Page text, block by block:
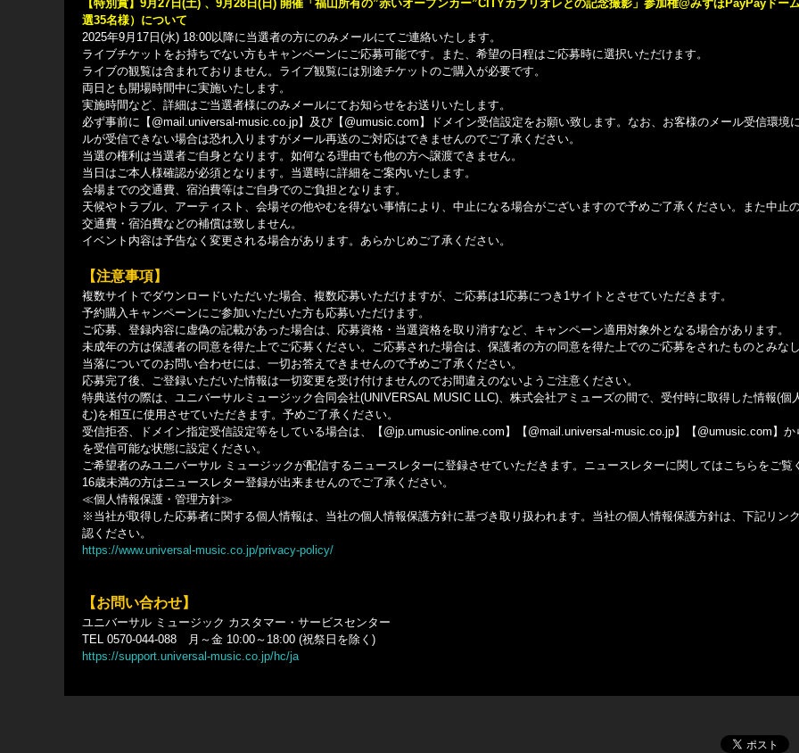
【特別賞】9⽉27⽇(⼟) 、9⽉28⽇(⽇) 開催「福山所有の”赤いオープンカー”CITYカブリオレとの記念撮影」参加権@みずほPayPayドー
選35名様）について
2025年9⽉17⽇(⽔) 18:00以降に当選者の方にのみメールにてご連絡いたします。
ライブチケットをお持ちでない方もキャンペーンにご応募可能です。また、希望の日程はご応募時に選択いただけます。
ライブの観覧は含まれておりません。ライブ観覧には別途チケットのご購⼊が必要です。
両日とも開場時間中に実施いたします。
実施時間など、詳細はご当選者様にのみメールにてお知らせをお送りいたします。
必ず事前に【@mail.universal-music.co.jp】及び【@umusic.com】ドメイン受信設定をお願い致します。なお、お客様のメール受信環境
ルが受信できない場合は恐れ入りますがメール再送のご対応はできませんのでご了承ください。
当選の権利は当選者ご自身となります。如何なる理由でも他の方へ譲渡できません。
当日はご本人様確認が必須となります。当選時に詳細をご案内いたします。
会場までの交通費、宿泊費等はご自身でのご負担となります。
天候やトラブル、アーティスト、会場その他やむを得ない事情により、中止になる場合がございますので予めご了承ください。また中止の
交通費・宿泊費などの補償は致しません。
イベント内容は予告なく変更される場合があります。あらかじめご了承ください。
【注意事項】
複数サイトでダウンロードいただいた場合、複数応募いただけますが、ご応募は1応募につき1サイトとさせていただきます。
予約購入キャンペーンにご参加いただいた方も応募いただけます。
ご応募、登録内容に虚偽の記載があった場合は、応募資格・当選資格を取り消すなど、キャンペーン適用対象外となる場合があります。
未成年の方は保護者の同意を得た上でご応募ください。ご応募された場合は、保護者の方の同意を得た上でのご応募をされたものとみなし
当落についてのお問い合わせには、一切お答えできませんので予めご了承ください。
応募完了後、ご登録いただいた情報は一切変更を受け付けませんのでお間違えのないようご注意ください。
特典送付の際は、ユニバーサルミュージック合同会社(UNIVERSAL MUSIC LLC)、株式会社アミューズの間で、受付時に取得した情報(個
む)を相互に使用させていただきます。予めご了承ください。
受信拒否、ドメイン指定受信設定等をしている場合は、【@jp.umusic-online.com】【@mail.universal-music.co.jp】【@umusic.com】か
を受信可能な状態に設定ください。
ご希望者のみユニバーサル ミュージックが配信するニュースレターに登録させていただきます。ニュースレターに関してはこちらをご覧
16歳未満の方はニュースレター登録が出来ませんのでご了承ください。
≪個人情報保護・管理方針≫
※当社が取得した応募者に関する個人情報は、当社の個人情報保護方針に基づき取り扱われます。当社の個人情報保護方針は、下記リン
認ください。
https://www.universal-music.co.jp/privacy-policy/
【お問い合わせ】
ユニバーサル ミュージック カスタマー・サービスセンター
TEL 0570-044-088 月～金 10:00～18:00 (祝祭日を除く)
https://support.universal-music.co.jp/hc/ja